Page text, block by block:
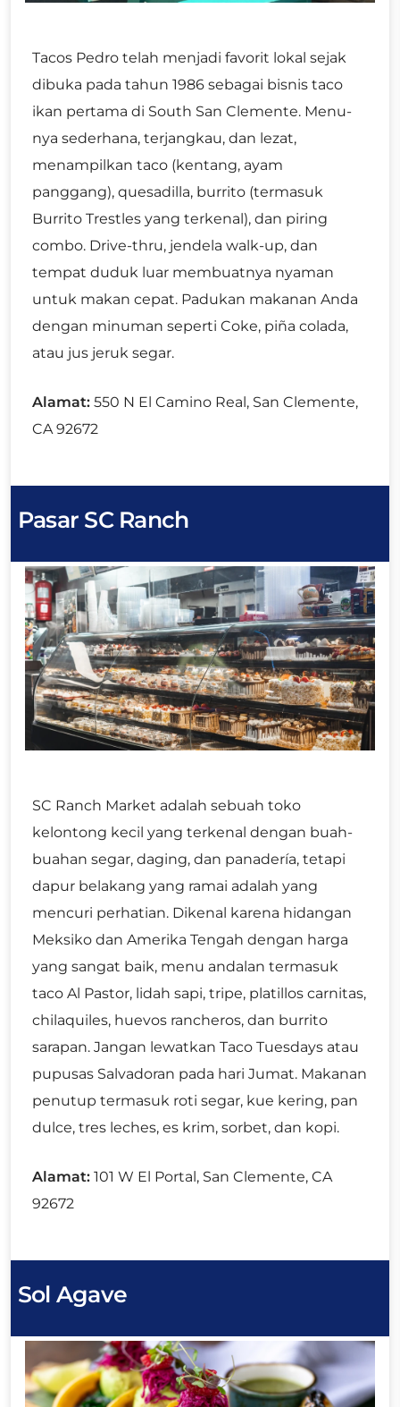
Tacos Pedro telah menjadi favorit lokal sejak
dibuka pada tahun 1986 sebagai bisnis taco
ikan pertama di South San Clemente. Menu-
nya sederhana, terjangkau, dan lezat,
menampilkan taco (kentang, ayam
panggang), quesadilla, burrito (termasuk
Burrito Trestles yang terkenal), dan piring
combo. Drive-thru, jendela walk-up, dan
tempat duduk luar membuatnya nyaman
untuk makan cepat. Padukan makanan Anda
dengan minuman seperti Coke, piña colada,
atau jus jeruk segar.
Alamat: 550 N El Camino Real, San Clemente,
CA 92672
Pasar SC Ranch
SC Ranch Market adalah sebuah toko
kelontong kecil yang terkenal dengan buah-
buahan segar, daging, dan panadería, tetapi
dapur belakang yang ramai adalah yang
mencuri perhatian. Dikenal karena hidangan
Meksiko dan Amerika Tengah dengan harga
yang sangat baik, menu andalan termasuk
taco Al Pastor, lidah sapi, tripe, platillos carnitas,
chilaquiles, huevos rancheros, dan burrito
sarapan. Jangan lewatkan Taco Tuesdays atau
pupusas Salvadoran pada hari Jumat. Makanan
penutup termasuk roti segar, kue kering, pan
dulce, tres leches, es krim, sorbet, dan kopi.
Alamat: 101 W El Portal, San Clemente, CA
92672
Sol Agave